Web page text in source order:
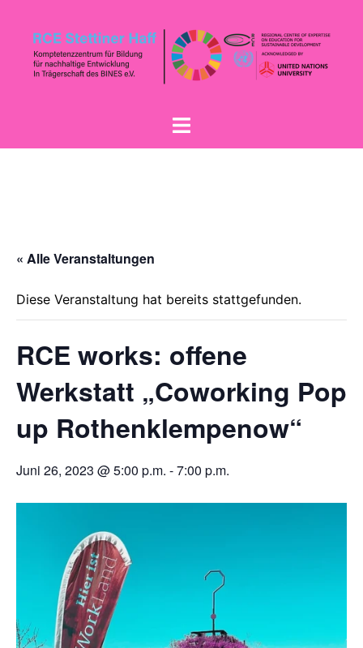
« Alle Veranstaltungen
Diese Veranstaltung hat bereits stattgefunden.
RCE works: offene
Werkstatt „Coworking Pop
up Rothenklempenow“
Juni 26, 2023 @ 5:00 p.m. -7:00 p.m.